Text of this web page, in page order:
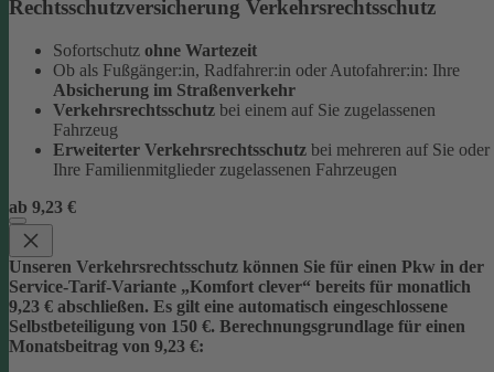
Rechtsschutzversicherung Verkehrsrechtsschutz
Sofortschutz ohne Wartezeit
Ob als Fußgänger:in, Radfahrer:in oder Autofahrer:in: Ihre
Absicherung im Straßenverkehr
Verkehrsrechtsschutz bei einem auf Sie zugelassenen
Fahrzeug
Erweiterter Verkehrsrechtsschutz bei mehreren auf Sie oder
Ihre Familienmitglieder zugelassenen Fahrzeugen
ab 9,23 €
Unseren Verkehrsrechtsschutz können Sie für einen Pkw in der
Service-Tarif-Variante „Komfort clever“ bereits für monatlich
9,23 € abschließen. Es gilt eine automatisch eingeschlossene
Selbstbeteiligung von 150 €. Berechnungsgrundlage für einen
Monatsbeitrag von 9,23 €: